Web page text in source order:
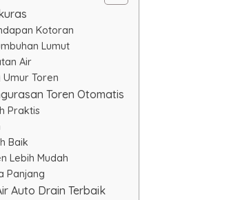
Kotoran
Lumut
Air
Toren
Toren Otomatis
Praktis
Baik
Lebih Mudah
Panjang
Auto Drain Terbaik